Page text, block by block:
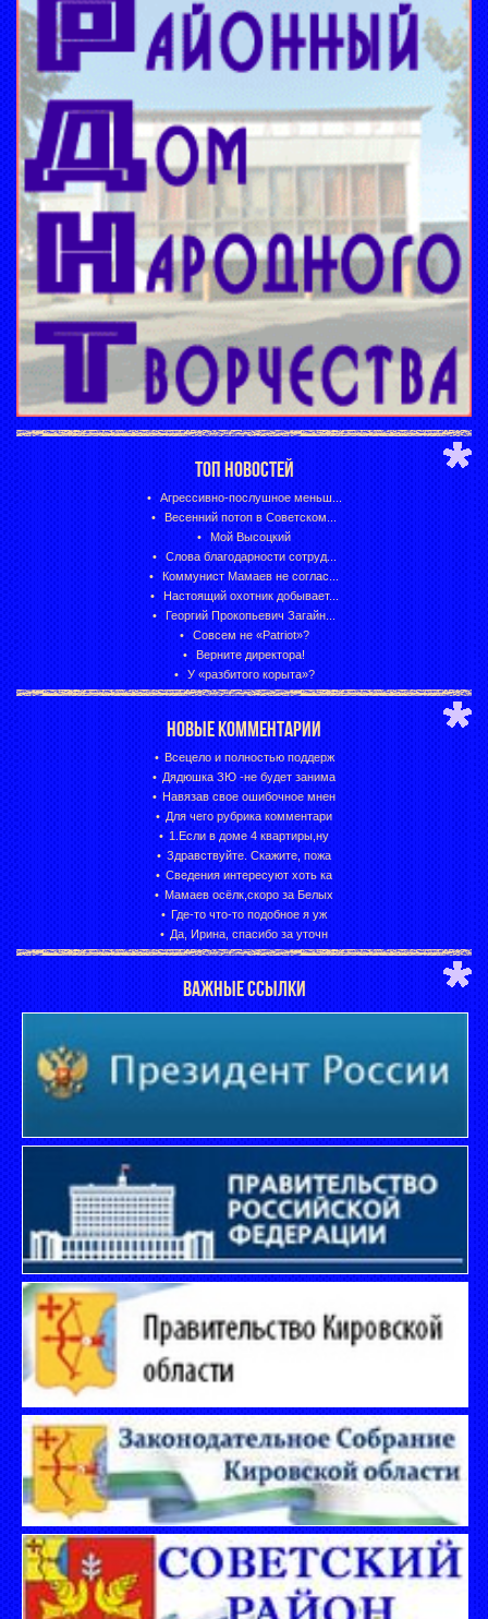
ТОП НОВОСТЕЙ
Агрессивно-послушное меньш...
Весенний потоп в Советском...
Мой Высоцкий
Слова благодарности сотруд...
Коммунист Мамаев не соглас...
Настоящий охотник добывает...
Георгий Прокопьевич Загайн...
Совсем не «Patriot»?
Верните директора!
У «разбитого корыта»?
НОВЫЕ КОММЕНТАРИИ
Всецело и полностью поддерж
Дядюшка ЗЮ -не будет занима
Навязав свое ошибочное мнен
Для чего рубрика комментари
1.Если в доме 4 квартиры,ну
Здравствуйте. Скажите, пожа
Сведения интересуют хоть ка
Мамаев осёлк,скоро за Белых
Где-то что-то подобное я уж
Да, Ирина, спасибо за уточн
ВАЖНЫЕ ССЫЛКИ